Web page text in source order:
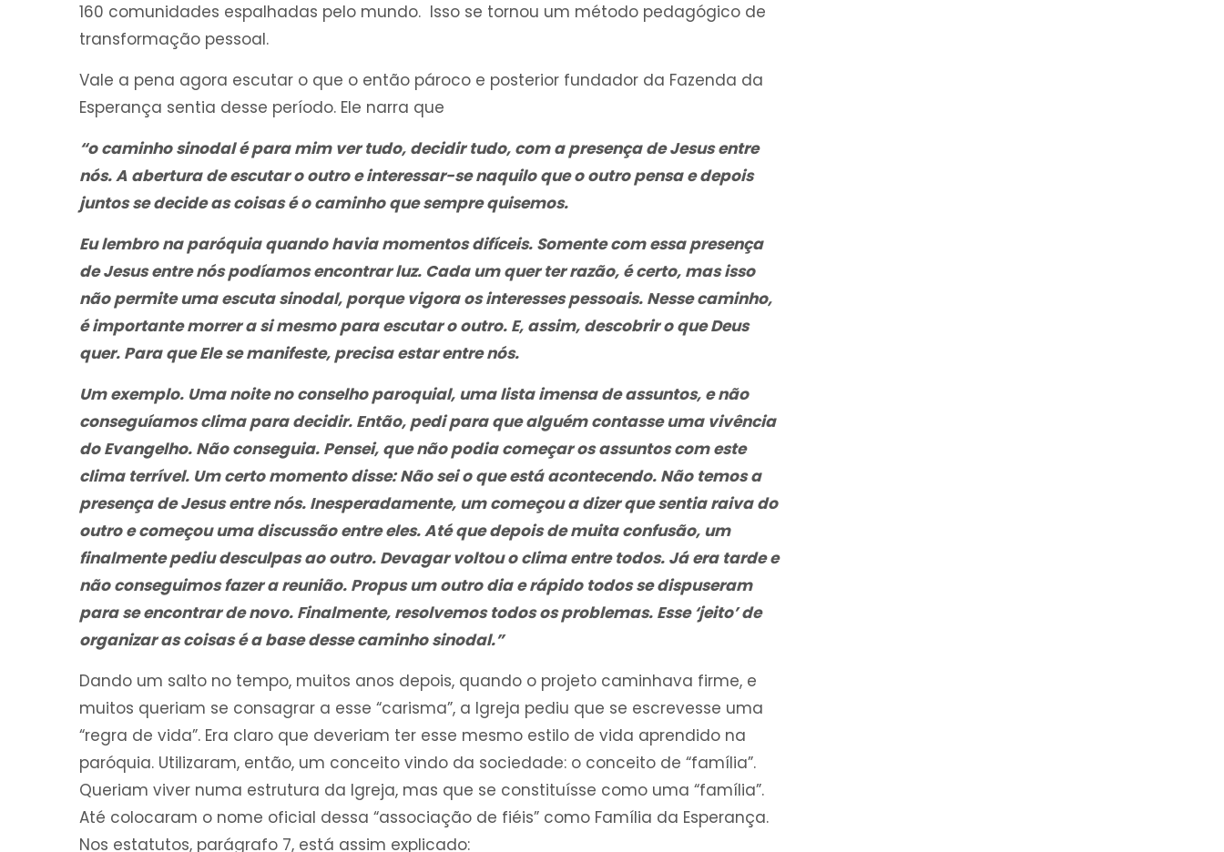
160 comunidades espalhadas pelo mundo. Isso se tornou um método pedagógico de
transformação pessoal.
Vale a pena agora escutar o que o então pároco e posterior fundador da Fazenda da
Esperança sentia desse período. Ele narra que
“o caminho sinodal é para mim ver tudo, decidir tudo, com a presença de Jesus entre
nós. A abertura de escutar o outro e interessar-se naquilo que o outro pensa e depois
juntos se decide as coisas é o caminho que sempre quisemos.
Eu lembro na paróquia quando havia momentos difíceis. Somente com essa presença
de Jesus entre nós podíamos encontrar luz. Cada um quer ter razão, é certo, mas isso
não permite uma escuta sinodal, porque vigora os interesses pessoais. Nesse caminho,
é importante morrer a si mesmo para escutar o outro. E, assim, descobrir o que Deus
quer. Para que Ele se manifeste, precisa estar entre nós.
Um exemplo. Uma noite no conselho paroquial, uma lista imensa de assuntos, e não
conseguíamos clima para decidir. Então, pedi para que alguém contasse uma vivência
do Evangelho. Não conseguia. Pensei, que não podia começar os assuntos com este
clima terrível. Um certo momento disse: Não sei o que está acontecendo. Não temos a
presença de Jesus entre nós. Inesperadamente, um começou a dizer que sentia raiva do
outro e começou uma discussão entre eles. Até que depois de muita confusão, um
finalmente pediu desculpas ao outro. Devagar voltou o clima entre todos. Já era tarde e
não conseguimos fazer a reunião. Propus um outro dia e rápido todos se dispuseram
para se encontrar de novo. Finalmente, resolvemos todos os problemas. Esse ‘jeito’ de
organizar as coisas é a base desse caminho sinodal.”
Dando um salto no tempo, muitos anos depois, quando o projeto caminhava firme, e
muitos queriam se consagrar a esse “carisma”, a Igreja pediu que se escrevesse uma
“regra de vida”. Era claro que deveriam ter esse mesmo estilo de vida aprendido na
paróquia. Utilizaram, então, um conceito vindo da sociedade: o conceito de “família”.
Queriam viver numa estrutura da Igreja, mas que se constituísse como uma “família”.
Até colocaram o nome oficial dessa “associação de fiéis” como Família da Esperança.
Nos estatutos, parágrafo 7, está assim explicado: